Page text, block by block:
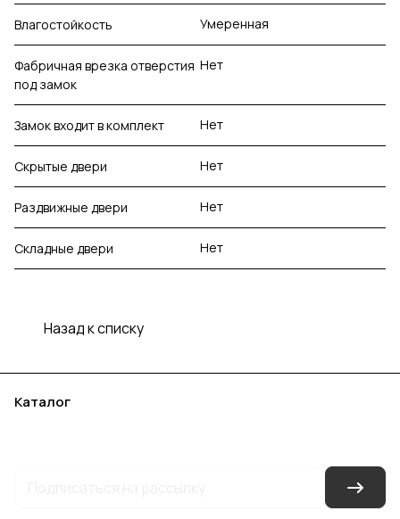
Влагостойкость Умеренная
Фабричная врезка отверстия
под замок
Нет
Замок входит в комплект Нет
Скрытые двери Нет
Раздвижные двери Нет
Складные двери Нет
Назад к списку
Каталог